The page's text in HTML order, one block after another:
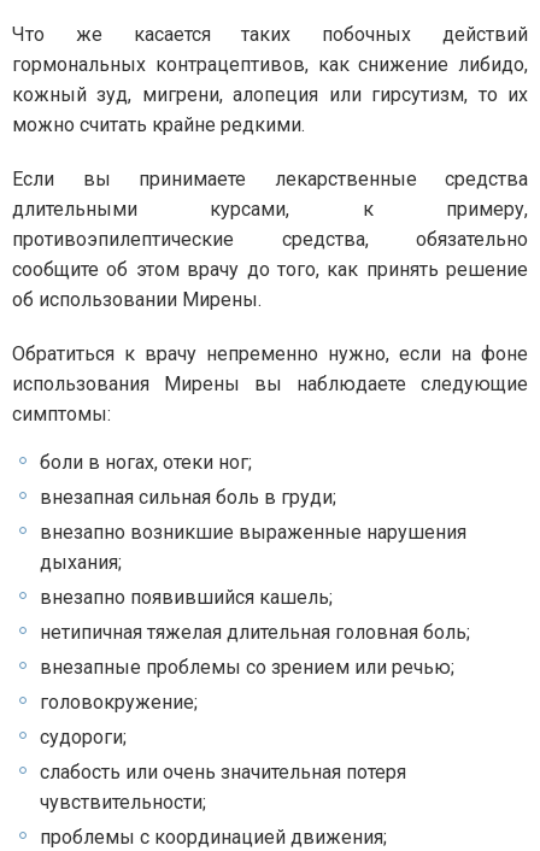
Что же касается таких побочных действий
гормональных контрацептивов, как снижение либидо,
кожный зуд, мигрени, алопеция или гирсутизм, то их
можно считать крайне редкими.
Если вы принимаете лекарственные средства
длительными курсами, к примеру,
противоэпилептические средства, обязательно
сообщите об этом врачу до того, как принять решение
об использовании Мирены.
Обратиться к врачу непременно нужно, если на фоне
использования Мирены вы наблюдаете следующие
симптомы:
боли в ногах, отеки ног;
внезапная сильная боль в груди;
внезапно возникшие выраженные нарушения
дыхания;
внезапно появившийся кашель;
нетипичная тяжелая длительная головная боль;
внезапные проблемы со зрением или речью;
головокружение;
судороги;
слабость или очень значительная потеря
чувствительности;
проблемы с координацией движения;